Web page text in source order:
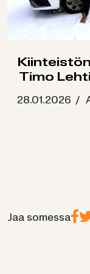
Timo
28.01.2026 /
Jaa so­mes­sa